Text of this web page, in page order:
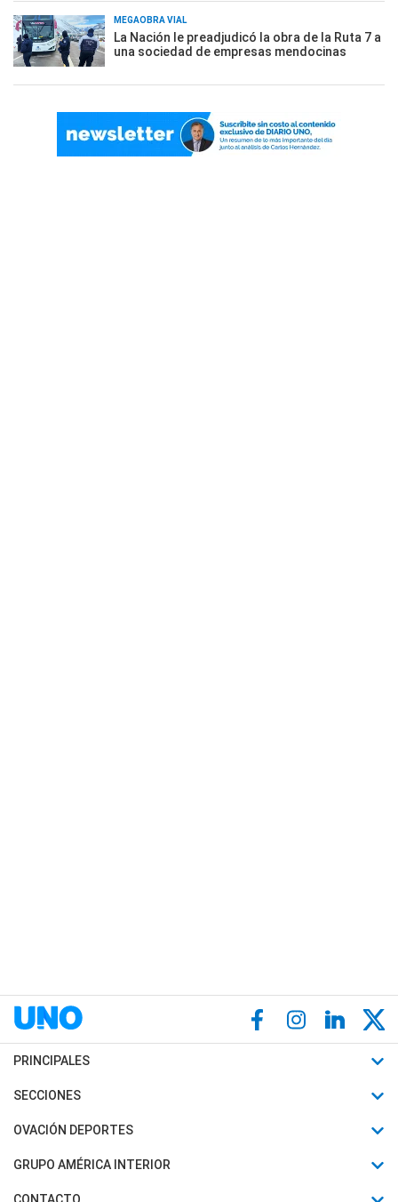
MEGAOBRA VIAL
La Nación le preadjudicó la obra de la Ruta 7 a
una sociedad de empresas mendocinas
PRINCIPALES
Últimas Noticias
Política
SECCIONES
Horóscopo
Motores
OVACIÓN DEPORTES
Fútbol
Mundial
GRUPO AMÉRICA INTERIOR
Canal 7 en Vivo